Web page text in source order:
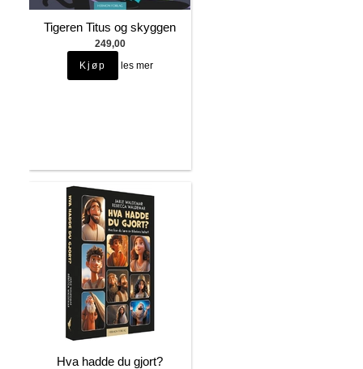
Tigeren Titus og skyggen
249,00
les mer
Hva hadde du gjort?